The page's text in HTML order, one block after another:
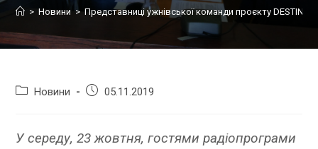
> Новини > Представниці ужнівської команди проєкту DESTIN
Новини 05.11.2019
У середу, 23 жовтня, гостями радіопрограми